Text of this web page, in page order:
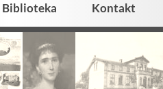
Biblioteka Kontakt